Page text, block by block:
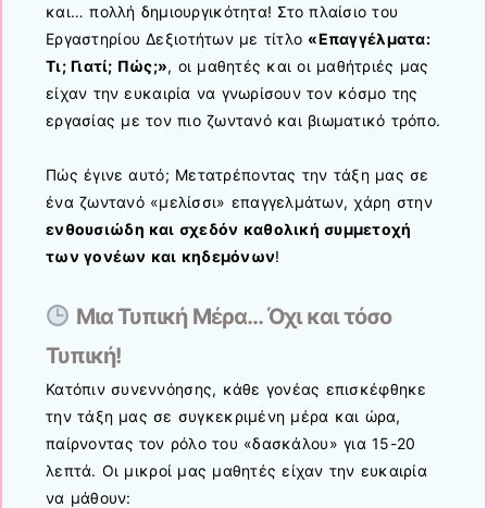
και… πολλή δημιουργικότητα! Στο πλαίσιο του
Εργαστηρίου Δεξιοτήτων με τίτλο «Επαγγέλματα:
Τι; Γιατί; Πώς;», οι μαθητές και οι μαθήτριές μας
είχαν την ευκαιρία να γνωρίσουν τον κόσμο της
εργασίας με τον πιο ζωντανό και βιωματικό τρόπο.
Πώς έγινε αυτό; Μετατρέποντας την τάξη μας σε
ένα ζωντανό «μελίσσι» επαγγελμάτων, χάρη στην
ενθουσιώδη και σχεδόν καθολική συμμετοχή
των γονέων και κηδεμόνων!
Μια Τυπική Μέρα… Όχι και τόσο
Τυπική!
Κατόπιν συνεννόησης, κάθε γονέας επισκέφθηκε
την τάξη μας σε συγκεκριμένη μέρα και ώρα,
παίρνοντας τον ρόλο του «δασκάλου» για 15-20
λεπτά. Οι μικροί μας μαθητές είχαν την ευκαιρία
να μάθουν: